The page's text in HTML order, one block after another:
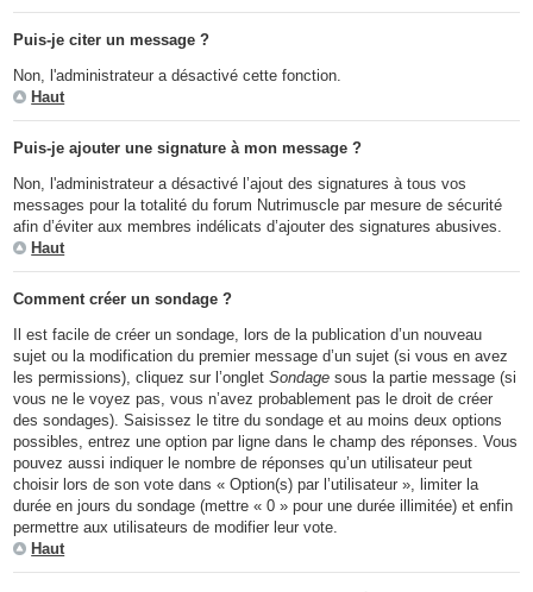
Puis-je citer un message ?
Non, l'administrateur a désactivé cette fonction.
Haut
Puis-je ajouter une signature à mon message ?
Non, l'administrateur a désactivé l’ajout des signatures à tous vos
messages pour la totalité du forum Nutrimuscle par mesure de sécurité
afin d’éviter aux membres indélicats d’ajouter des signatures abusives.
Haut
Comment créer un sondage ?
Il est facile de créer un sondage, lors de la publication d’un nouveau
sujet ou la modification du premier message d’un sujet (si vous en avez
les permissions), cliquez sur l’ongletSondage sous la partie message (si
vous ne le voyez pas, vous n’avez probablement pas le droit de créer
des sondages). Saisissez le titre du sondage et au moins deux options
possibles, entrez une option par ligne dans le champ des réponses. Vous
pouvez aussi indiquer le nombre de réponses qu’un utilisateur peut
choisir lors de son vote dans « Option(s) par l’utilisateur », limiter la
durée en jours du sondage (mettre « 0 » pour une durée illimitée) et enfin
permettre aux utilisateurs de modifier leur vote.
Haut